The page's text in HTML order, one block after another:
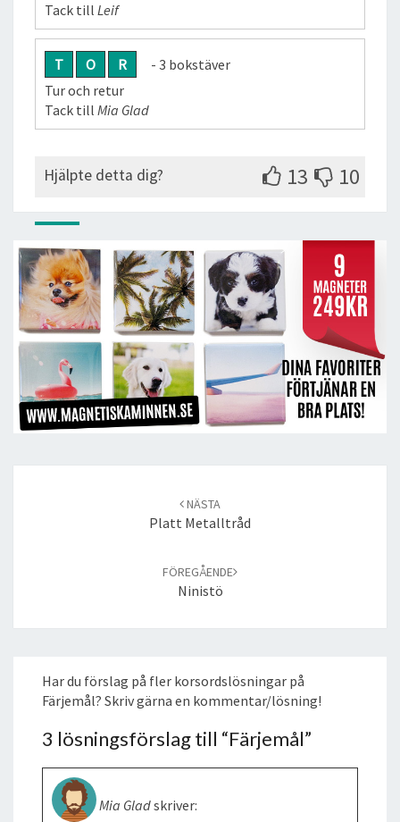
Tack till Leif
T O R
- 3 bokstäver
Tur och retur
Tack till Mia Glad
Hjälpte detta dig? 13 10
NÄSTA
Platt Metalltråd
FÖREGÅENDE
Ninistö
Har du förslag på fler korsordslösningar på
Färjemål? Skriv gärna en kommentar/lösning!
3 lösningsförslag till “Färjemål”
Mia Gladskriver: